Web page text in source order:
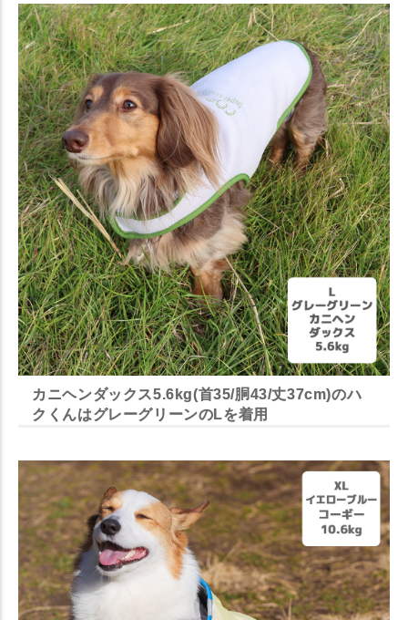
カニヘンダックス5.6kg(首35/胴43/丈37cm)のハ
クくんはグレーグリーンのLを着用